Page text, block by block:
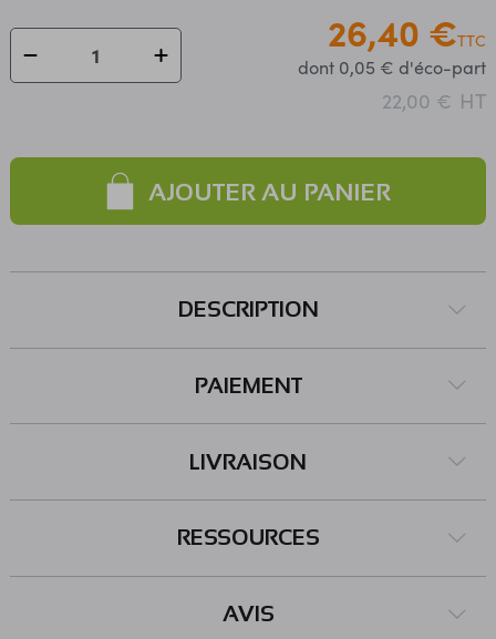
luminosité, contraste, saturation, teinte, gamma, balance
des blancs et exposition Longueur du cordon USB: environ
DFRobot: FIT0892
26,40 €TTC
dont 0,05 € d'éco-part
22,00 € HT
AJOUTER AU PANIER
DESCRIPTION
PAIEMENT
LIVRAISON
RESSOURCES
AVIS